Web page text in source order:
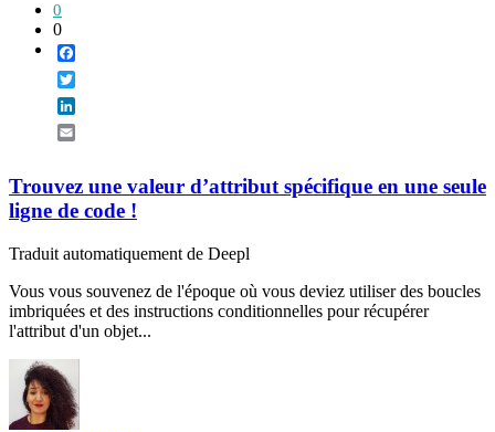
0
0
Trouvez une valeur d’attribut spécifique en une seule
ligne de code !
Traduit automatiquement de Deepl
Vous vous souvenez de l'époque où vous deviez utiliser des boucles
imbriquées et des instructions conditionnelles pour récupérer
l'attribut d'un objet...